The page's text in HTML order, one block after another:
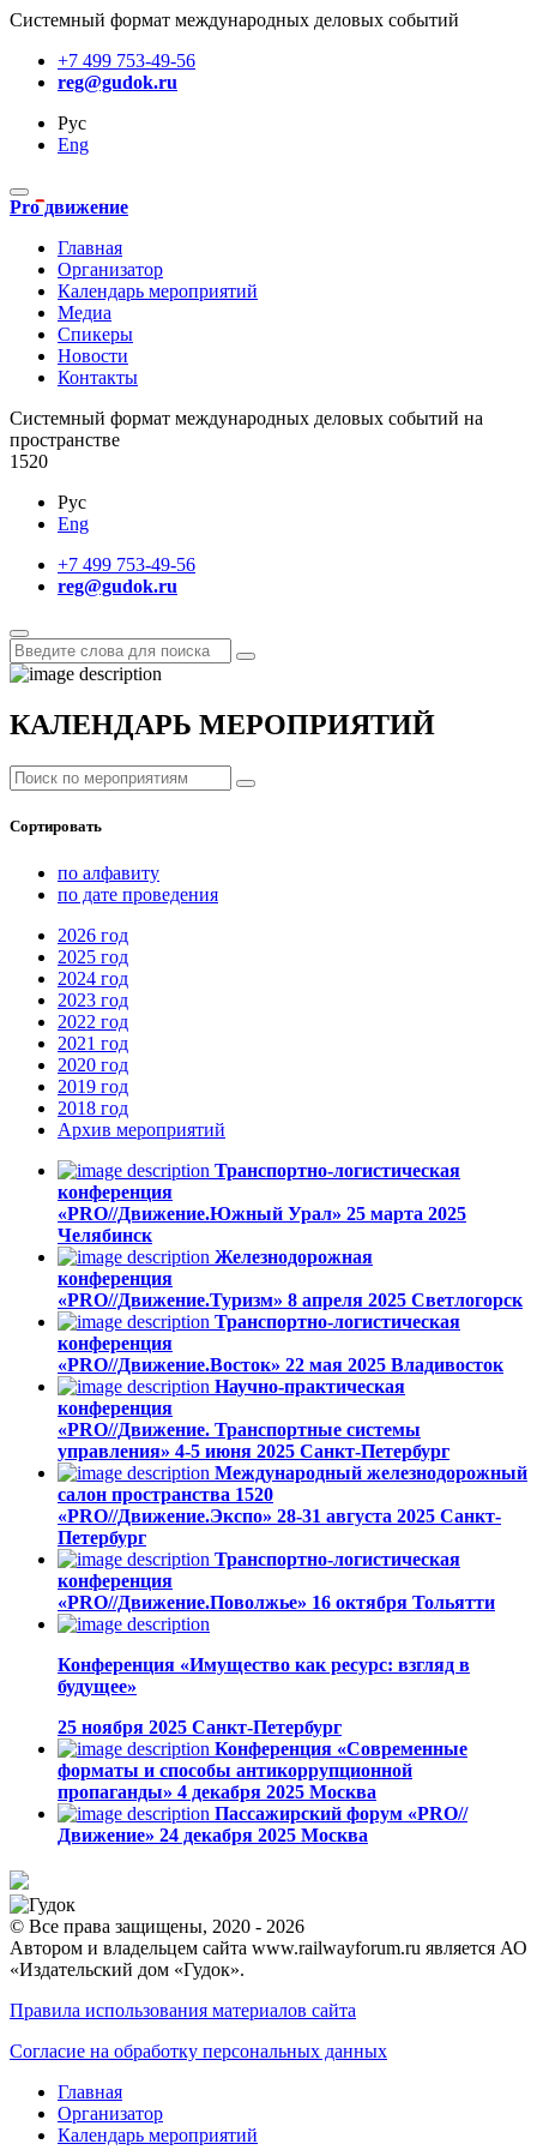
Системный формат международных деловых событий
+7 499 753-49-56
reg@gudok.ru
Рус
Eng
Pro движение
Главная
Организатор
Календарь мероприятий
Медиа
Спикеры
Новости
Контакты
Cистемный формат международных деловых событий на
пространстве
1520
Рус
Eng
+7 499 753-49-56
reg@gudok.ru
КАЛЕНДАРЬ МЕРОПРИЯТИЙ
Сортировать
по алфавиту
по дате проведения
2026 год
2025 год
2024 год
2023 год
2022 год
2021 год
2020 год
2019 год
2018 год
Архив мероприятий
Транспортно-логистическая
конференция
«PRO//Движение.Южный Урал» 25 марта 2025
Челябинск
Железнодорожная
конференция
«PRO//Движение.Туризм» 8 апреля 2025 Светлогорск
Транспортно-логистическая
конференция
«PRO//Движение.Восток» 22 мая 2025 Владивосток
Научно-практическая
конференция
«PRO//Движение. Транспортные системы
управления» 4-5 июня 2025 Санкт-Петербург
Международный железнодорожный
салон пространства 1520
«PRO//Движение.Экспо» 28-31 августа 2025 Санкт-
Петербург
Транспортно-логистическая
конференция
«PRO//Движение.Поволжье» 16 октября Тольятти
Конференция «Имущество как ресурс: взгляд в
будущее»
25 ноября 2025 Санкт-Петербург
Конференция «Современные
форматы и способы антикоррупционной
пропаганды» 4 декабря 2025 Москва
Пассажирский форум «PRO//
Движение» 24 декабря 2025 Москва
© Все права защищены, 2020 - 2026
Автором и владельцем сайта www.railwayforum.ru является АО
«Издательский дом «Гудок».
Правила использования материалов сайта
Согласие на обработку персональных данных
Главная
Организатор
Календарь мероприятий